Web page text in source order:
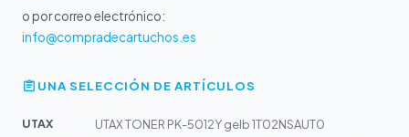
o por correo electrónico:
info@compradecartuchos.es
UNA SELECCIÓN DE ARTÍCULOS
UTAX
UTAX TONER PK-5012Y gelb 1T02NSAUT0